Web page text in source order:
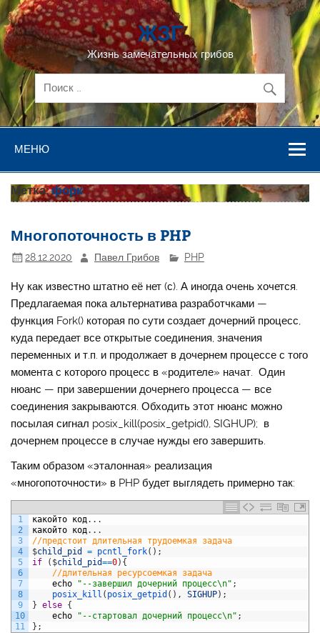
Перейти
к
содержимому
ЖЗГ
Жизнь замечательных грибов
МЕНЮ
Метка:форк
Многопоточность в PHP
28.12.2020 Павел Грибов PHP
Ну как известно штатно её нет (с). А иногда очень хочется.
Предлагаемая пока альтернатива разработчками —
функция Fork() которая по сути создает дочерний процесс,
куда передает все открытые соединения, значения
переменных и т.п. и продолжает в дочернем процессе с того
момента с которого процесс в «родителе» начат. Один
нюанс — при завершении дочернего процесса — все
соединения закрываются. Обходить этот нюанс можно
посылая сигнал posix_kill(posix_getpid(), SIGHUP); в
дочернем процессе в случае нужды его завершить.
Таким образом «эталонная» реализация
«многопоточности» в PHP будет выглядеть примерно так:
1
2
3
4
5
6
7
8
9
10
11
какойто код. . .
какойто код. . .
//предстоит длительная трудоемкая задача
$child_pid = pcntl_fork( ) ;
if
( $child_pid==0) {
//длительная ресурсоемкая задача
echo
"--завершил дочерний процесс\n" ;
posix_kill ( posix_getpid ( ) , SIGHUP) ;
} else {
echo
"--стартовал дочерний процесс\n" ;
} ;